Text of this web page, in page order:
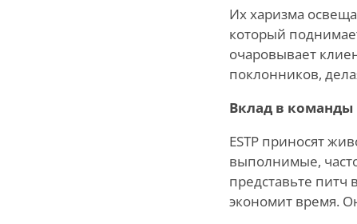
Их харизма
который
очаровывает
поклонников,
Вклад в команды
ESTP приносят
выполнимые,
представьте питч
экономит время.